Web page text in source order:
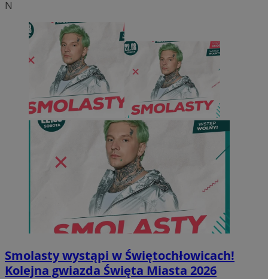
N
Smolasty wystąpi w Świętochłowicach!
Kolejna gwiazda Święta Miasta 2026